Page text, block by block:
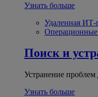
Узнать больше
Удаленная ИТ-
Операционные
Поиск и
Устранение проблем
Узнать больше